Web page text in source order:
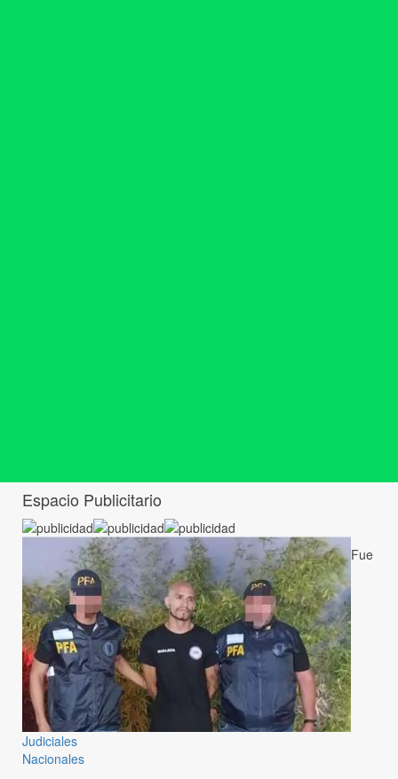
Espacio Publicitario
Judiciales
Nacionales
Fue